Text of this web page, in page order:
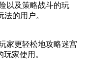
以及策略战斗的玩
的用户。
家更轻松地攻略迷宫
家使用。